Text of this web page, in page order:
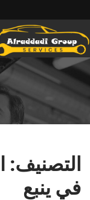
التصنيف:
في ينبع